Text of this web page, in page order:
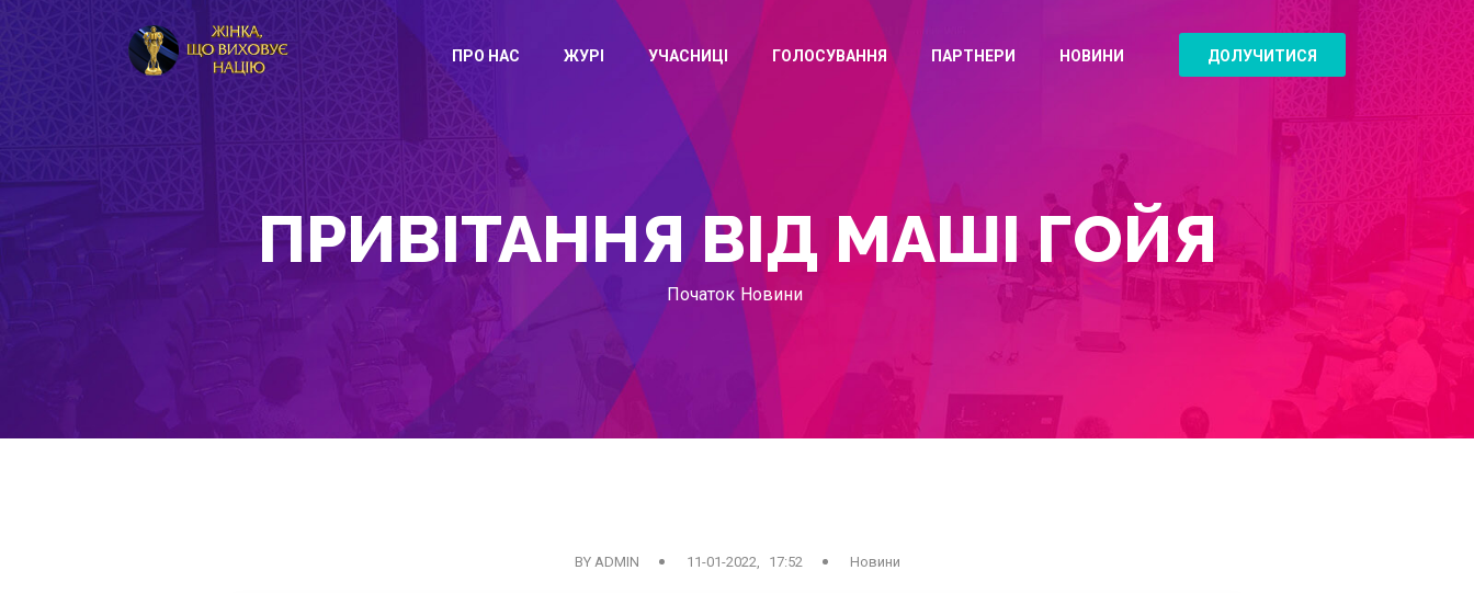
ПРО НАС ЖУРІ УЧАСНИЦІ ГОЛОСУВАННЯ ПАРТНЕРИ НОВИНИ ДОЛУЧИТИСЯ
ПРИВІТАННЯ ВІД МАШІ ГОЙЯ
Початок Новини
BY ADMIN 11-01-2022, 17:52 Новини